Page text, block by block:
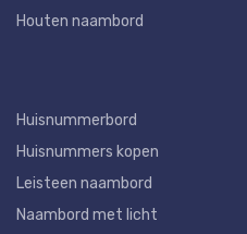
Houten naambord
Huisnummerbord
Huisnummers kopen
Leisteen naambord
Naambord met licht